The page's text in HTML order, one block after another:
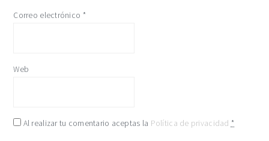
Correo electrónico *
Web
Al realizar tu comentario aceptas la Política de privacidad *